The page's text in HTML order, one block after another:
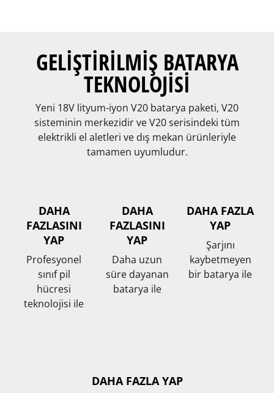
GELİŞTİRİLMİŞ BATARYA
TEKNOLOJİSİ
Yeni 18V lityum-iyon V20 batarya paketi, V20
sisteminin merkezidir ve V20 serisindeki tüm
elektrikli el aletleri ve dış mekan ürünleriyle
tamamen uyumludur.
DAHA
FAZLASINI
YAP
Profesyonel
sınıf pil
hücresi
teknolojisi ile
DAHA
FAZLASINI
YAP
Daha uzun
süre dayanan
batarya ile
DAHA FAZLA
YAP
Şarjını
kaybetmeyen
bir batarya ile
DAHA FAZLA YAP